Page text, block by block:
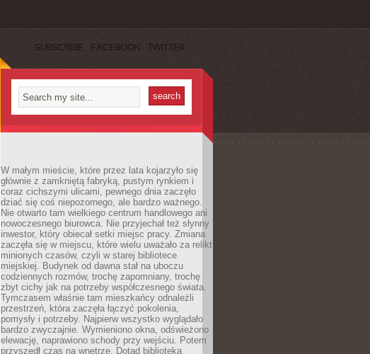
SUBSCRIBE FACEBOOK TWITTER
W małym mieście, które przez lata kojarzyło się
głównie z zamkniętą fabryką, pustym rynkiem i
coraz cichszymi ulicami, pewnego dnia zaczęło
dziać się coś niepozornego, ale bardzo ważnego.
Nie otwarto tam wielkiego centrum handlowego ani
nowoczesnego biurowca. Nie przyjechał też słynny
inwestor, który obiecał setki miejsc pracy. Zmiana
zaczęła się w miejscu, które wielu uważało za relikt
minionych czasów, czyli w starej bibliotece
miejskiej. Budynek od dawna stał na uboczu
codziennych rozmów, trochę zapomniany, trochę
zbyt cichy jak na potrzeby współczesnego świata.
Tymczasem właśnie tam mieszkańcy odnaleźli
przestrzeń, która zaczęła łączyć pokolenia,
pomysły i potrzeby. Najpierw wszystko wyglądało
bardzo zwyczajnie. Wymieniono okna, odświeżono
elewację, naprawiono schody przy wejściu. Potem
przyszedł czas na wnętrze. Dotąd biblioteka